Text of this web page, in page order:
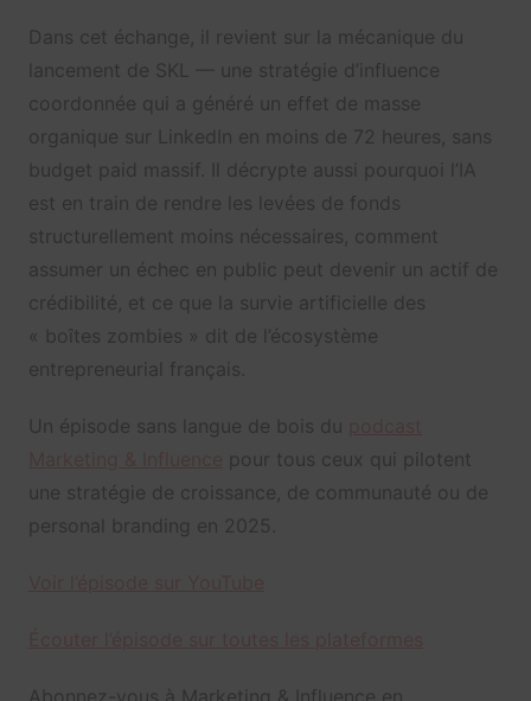
Dans cet échange, il revient sur la mécanique du
lancement de SKL — une stratégie d’influence
coordonnée qui a généré un effet de masse
organique sur LinkedIn en moins de 72 heures, sans
budget paid massif. Il décrypte aussi pourquoi l’IA
est en train de rendre les levées de fonds
structurellement moins nécessaires, comment
assumer un échec en public peut devenir un actif de
crédibilité, et ce que la survie artificielle des
« boîtes zombies » dit de l’écosystème
entrepreneurial français.
Un épisode sans langue de bois du
pour tous ceux qui pilotent
une stratégie de croissance, de communauté ou de
personal branding en 2025.